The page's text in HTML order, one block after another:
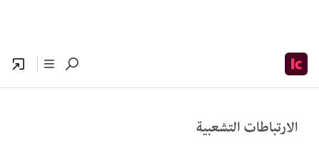
الارتباطات التشعبية